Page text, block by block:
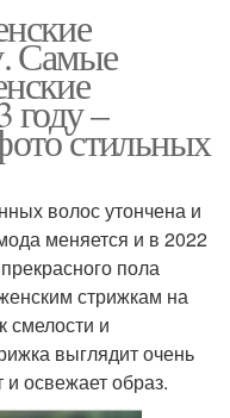
Самые
году –
стильных
волос утончена и
меняется и в 2022
пола
стрижкам на
смелости и
выглядит очень
освежает образ.